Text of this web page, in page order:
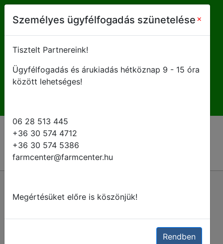
farmcenter@farmcenter.hu
H-P 8 - 16:30
Fúvókatartó sapkák és
Személyes ügyfélfogadás szünetelése ×
Tisztelt Partnereink!
Ügyfélfogadás és árukiadás hétköznap 9 - 15 óra
között lehetséges!
06 28 513 445
+36 30 574 4712
+36 30 574 5386
farmcenter@farmcenter.hu
Megértésüket előre is köszönjük!
Rendben